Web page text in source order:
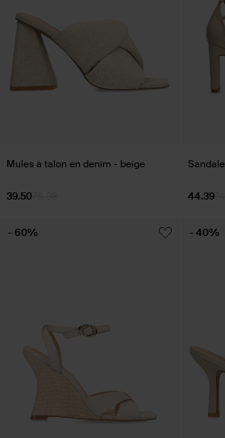
Mules à talon en denim - beige
39.50 44.39
- 60% - 40%